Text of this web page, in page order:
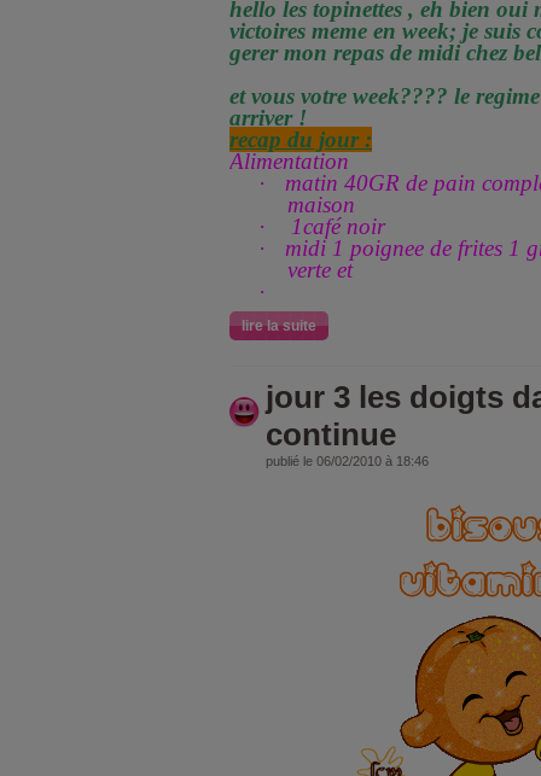
hello les topinettes , eh bien oui
victoires meme en week; je suis
gerer mon repas de midi chez
et vous votre week???? le
arriver !
recap du jour :
Alimentation
·
matin 40GR de pain
maison
·
1café noir
·
midi 1 poignee de frites 1
verte et
·
lire la suite
jour 3 les doigts
continue
publié le 06/02/2010 à 18:46